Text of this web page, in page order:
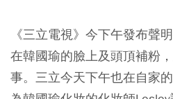
《三立電視》今下午發布聲
在韓國瑜的臉上及頭頂補粉
事。三立今天下午也在自家